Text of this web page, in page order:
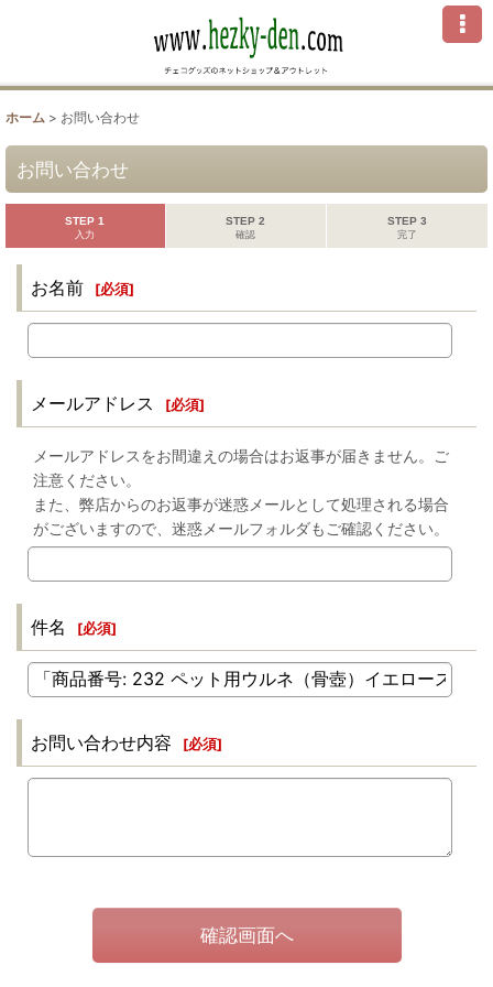
ホーム > お問い合わせ
お問い合わせ
STEP 1
入力
STEP 2
確認
STEP 3
完了
お名前 [必須]
メールアドレス [必須]
メールアドレスをお間違えの場合はお返事が届きません。ご
注意ください。
また、弊店からのお返事が迷惑メールとして処理される場合
がございますので、迷惑メールフォルダもご確認ください。
件名 [必須]
お問い合わせ内容 [必須]
確認画面へ